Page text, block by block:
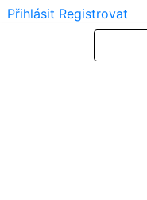
Přihlásit Registrovat